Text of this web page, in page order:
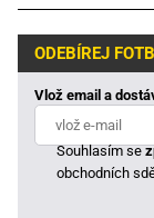
ODEBÍREJ
Vlož email a
Souhlasím se
obchodních